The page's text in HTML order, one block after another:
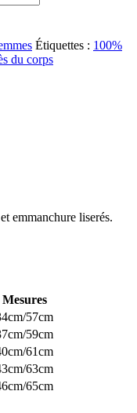
Étiquettes : 100%
du corps
emmanchure liserés.
Mesures
57cm
59cm
61cm
63cm
65cm